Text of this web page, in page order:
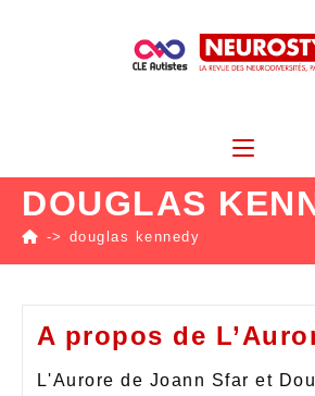
DOUGLAS
-> douglas kennedy
A propos de
L'Aurore de Joann Sfar et